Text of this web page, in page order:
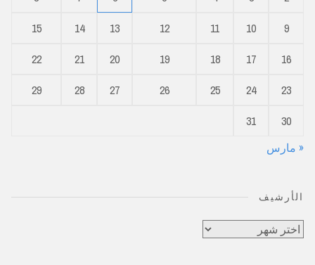
9
10
11
12
13
14
15
16
17
18
19
20
21
22
23
24
25
26
27
28
29
30
31
« مارس
الأرشيف
الأرشيف